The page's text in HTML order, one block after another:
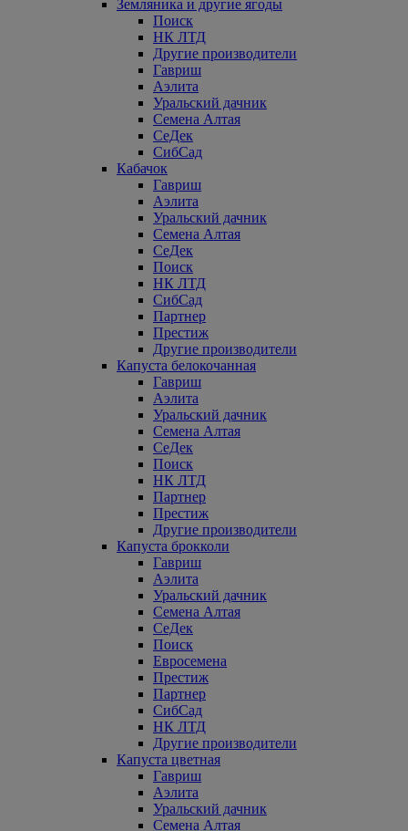
Земляника и другие ягоды
Поиск
НК ЛТД
Другие производители
Гавриш
Аэлита
Уральский дачник
Семена Алтая
СеДек
СибСад
Кабачок
Гавриш
Аэлита
Уральский дачник
Семена Алтая
СеДек
Поиск
НК ЛТД
СибСад
Партнер
Престиж
Другие производители
Капуста белокочанная
Гавриш
Аэлита
Уральский дачник
Семена Алтая
СеДек
Поиск
НК ЛТД
Партнер
Престиж
Другие производители
Капуста брокколи
Гавриш
Аэлита
Уральский дачник
Семена Алтая
СеДек
Поиск
Евросемена
Престиж
Партнер
СибСад
НК ЛТД
Другие производители
Капуста цветная
Гавриш
Аэлита
Уральский дачник
Семена Алтая